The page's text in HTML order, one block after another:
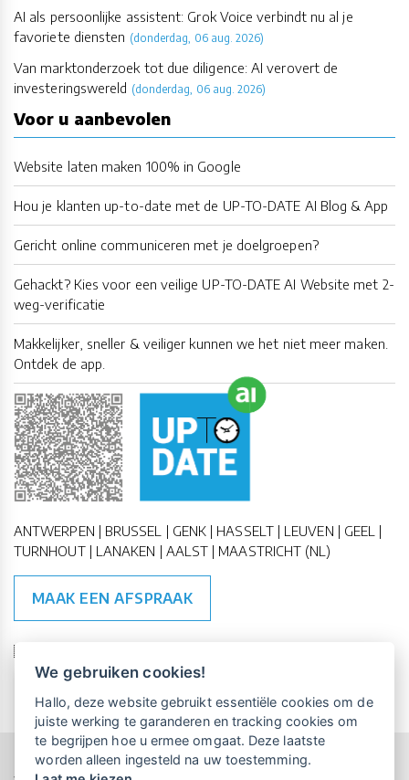
AI als persoonlijke assistent: Grok Voice verbindt nu al je
favoriete diensten (donderdag, 06 aug. 2026)
Van marktonderzoek tot due diligence: AI verovert de
investeringswereld (donderdag, 06 aug. 2026)
Voor u aanbevolen
Website laten maken 100% in Google
Hou je klanten up-to-date met de UP-TO-DATE AI Blog & App
Gericht online communiceren met je doelgroepen?
Gehackt? Kies voor een veilige UP-TO-DATE AI Website met 2-
weg-verificatie
Makkelijker, sneller & veiliger kunnen we het niet meer maken.
Ontdek de app.
ANTWERPEN | BRUSSEL | GENK | HASSELT | LEUVEN | GEEL |
TURNHOUT | LANAKEN | AALST | MAASTRICHT (NL)
MAAK EEN AFSPRAAK
🇪🇺 🇧🇪
Copyright All Rights Reserved © 2015-2026 UP-TO-DATE
We gebruiken cookies!
Hallo, deze website gebruikt essentiële cookies om de
juiste werking te garanderen en tracking cookies om
te begrijpen hoe u ermee omgaat. Deze laatste
worden alleen ingesteld na uw toestemming.
een persoonlijke demo.